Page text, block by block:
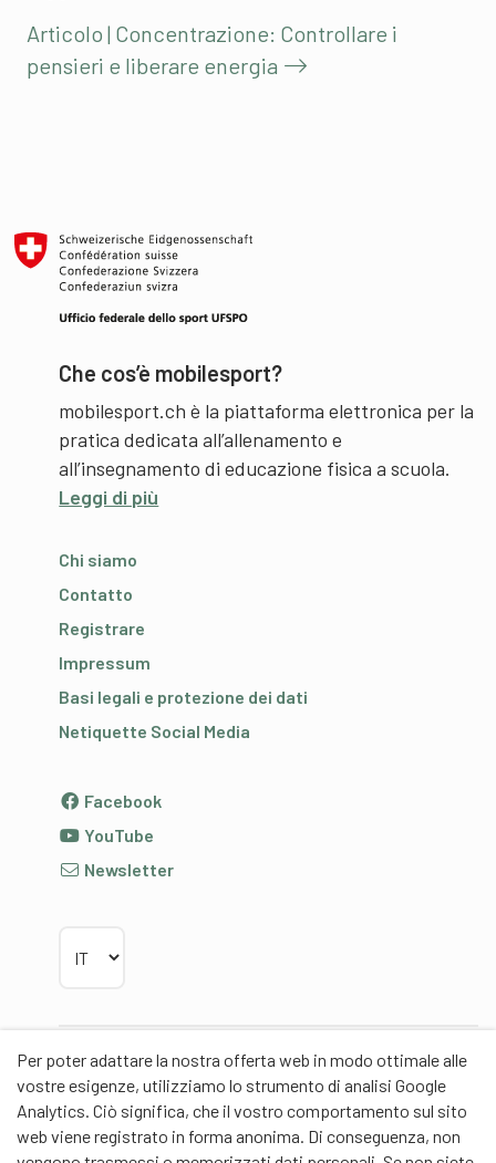
Per poter adattare la nostra offerta web in modo ottimale alle
vostre esigenze, utilizziamo lo strumento di analisi Google
Analytics. Ciò significa, che il vostro comportamento sul sito
web viene registrato in forma anonima. Di conseguenza, non
Articolo | Concentrazione: Controllare i
pensieri e liberare energia
Che cos’è mobilesport?
mobilesport.ch è la piattaforma elettronica per la
pratica dedicata all’allenamento e
all’insegnamento di educazione fisica a scuola.
Leggi di più
Chi siamo
Contatto
Registrare
Impressum
Basi legali e protezione dei dati
Netiquette Social Media
Facebook
YouTube
Newsletter
Partner